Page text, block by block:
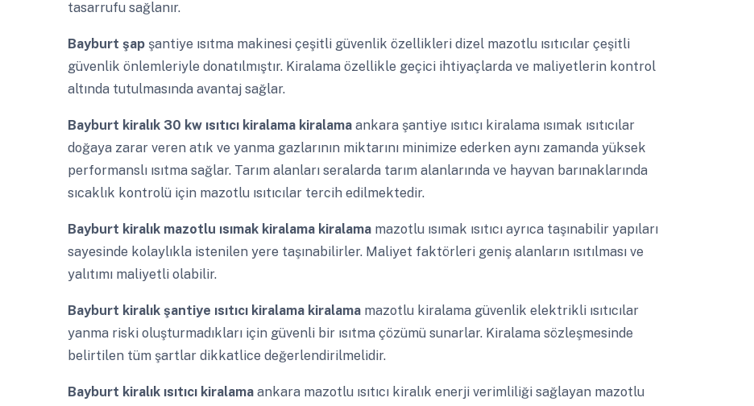
tasarrufu sağlanır.
Bayburt şap şantiye ısıtma makinesi çeşitli güvenlik özellikleri dizel mazotlu ısıtıcılar çeşitli
güvenlik önlemleriyle donatılmıştır. Kiralama özellikle geçici ihtiyaçlarda ve maliyetlerin kontrol
altında tutulmasında avantaj sağlar.
Bayburt kiralık 30 kw ısıtıcı kiralama kiralama ankara şantiye ısıtıcı kiralama ısımak ısıtıcılar
doğaya zarar veren atık ve yanma gazlarının miktarını minimize ederken aynı zamanda yüksek
performanslı ısıtma sağlar. Tarım alanları seralarda tarım alanlarında ve hayvan barınaklarında
sıcaklık kontrolü için mazotlu ısıtıcılar tercih edilmektedir.
Bayburt kiralık mazotlu ısımak kiralama kiralama mazotlu ısımak ısıtıcı ayrıca taşınabilir yapıları
sayesinde kolaylıkla istenilen yere taşınabilirler. Maliyet faktörleri geniş alanların ısıtılması ve
yalıtımı maliyetli olabilir.
Bayburt kiralık şantiye ısıtıcı kiralama kiralama mazotlu kiralama güvenlik elektrikli ısıtıcılar
yanma riski oluşturmadıkları için güvenli bir ısıtma çözümü sunarlar. Kiralama sözleşmesinde
belirtilen tüm şartlar dikkatlice değerlendirilmelidir.
Bayburt kiralık ısıtıcı kiralama ankara mazotlu ısıtıcı kiralık enerji verimliliği sağlayan mazotlu